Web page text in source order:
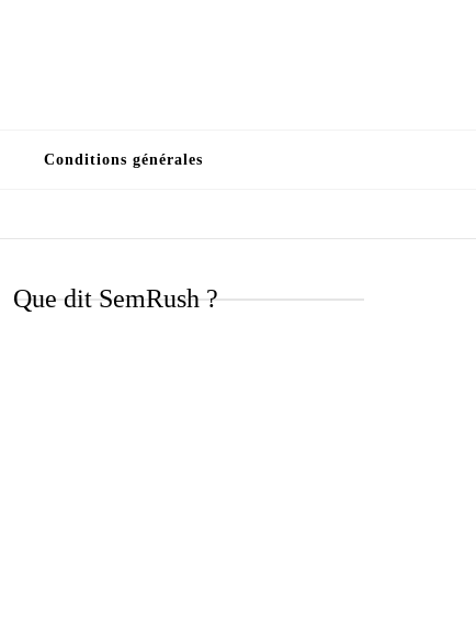
Conditions générales
Que dit SemRush ?